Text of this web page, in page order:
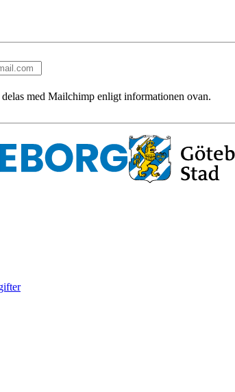
med Mailchimp enligt informationen ovan.